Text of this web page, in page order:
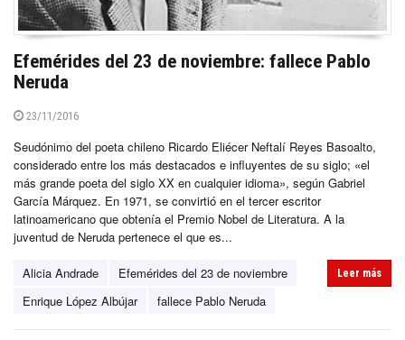
Efemérides del 23 de noviembre: fallece Pablo
Neruda
23/11/2016
Seudónimo del poeta chileno Ricardo Eliécer Neftalí Reyes Basoalto,
considerado entre los más destacados e influyentes de su siglo; «el
más grande poeta del siglo XX en cualquier idioma», según Gabriel
García Márquez. En 1971, se convirtió en el tercer escritor
latinoamericano que obtenía el Premio Nobel de Literatura. A la
juventud de Neruda pertenece el que es...
Alicia Andrade
Efemérides del 23 de noviembre
Enrique López Albújar
fallece Pablo Neruda
Leer más